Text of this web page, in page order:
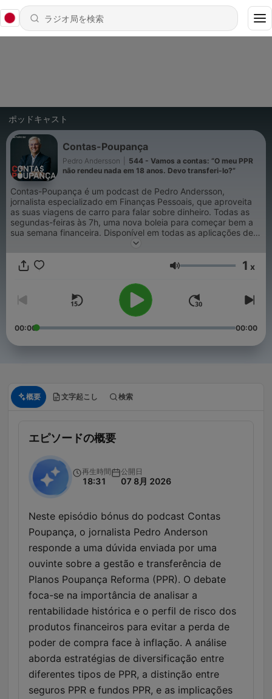
ポッドキャスト
Contas-Poupança
Pedro Andersson
544 - Vamos a contas: “O meu PPR
não rendeu nada em 18 anos. Devo transferi-lo?”
Contas-Poupança é um podcast de Pedro Andersson,
jornalista especializado em Finanças Pessoais, que aproveita
as suas viagens de carro para falar sobre dinheiro. Todas as
segundas-feiras às 7h, uma nova boleia para começar bem a
sua semana financeira. Disponível em todas as aplicações de
podcast e nos sites da SIC Notícias e Expresso.
音量 1 x
00:00 00:00
概要 文字起こし 検索
エピソードの概要
再生時間
18:31
公開日
07 8月 2026
Neste episódio bónus do podcast Contas
Poupança, o jornalista Pedro Anderson
responde a uma dúvida enviada por uma
ouvinte sobre a gestão e transferência de
Planos Poupança Reforma (PPR). O debate
foca-se na importância de analisar a
rentabilidade histórica e o perfil de risco dos
produtos financeiros para evitar a perda de
poder de compra face à inflação. A análise
aborda estratégias de diversificação entre
diferentes tipos de PPR, a distinção entre
seguros PPR e fundos PPR, e as implicações